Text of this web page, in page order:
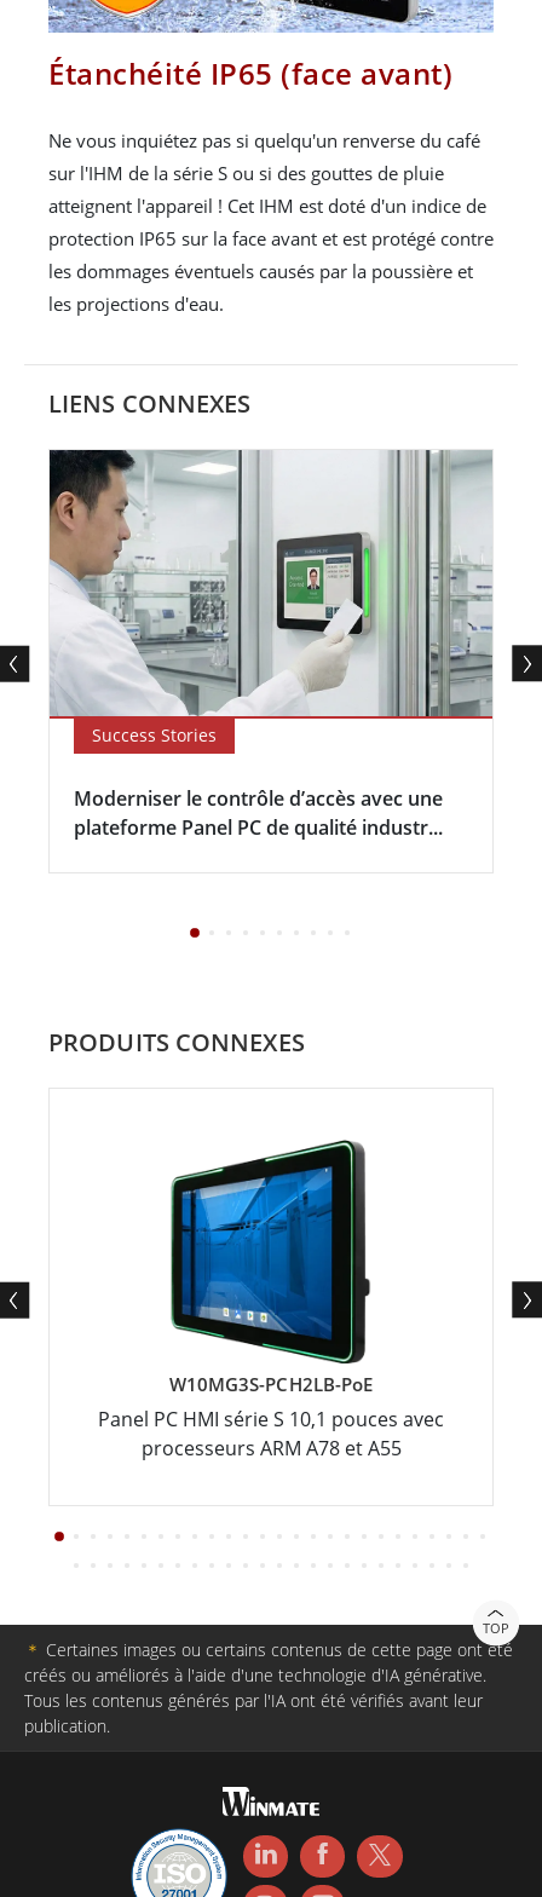
Étanchéité IP65 (face avant)
Ne vous inquiétez pas si quelqu'un renverse du café
sur l'IHM de la série S ou si des gouttes de pluie
atteignent l'appareil ! Cet IHM est doté d'un indice de
protection IP65 sur la face avant et est protégé contre
les dommages éventuels causés par la poussière et
les projections d'eau.
LIENS CONNEXES
Success Stories
Moderniser le contrôle d’accès avec une
plateforme Panel PC de qualité industr...
PRODUITS CONNEXES
W10MG3S-PCH2LB-PoE
Panel PC HMI série S 10,1 pouces avec
processeurs ARM A78 et A55
TOP
＊ Certaines images ou certains contenus de cette page ont été
créés ou améliorés à l'aide d'une technologie d'IA générative.
Tous les contenus générés par l'IA ont été vérifiés avant leur
publication.